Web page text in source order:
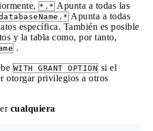
*.* Apunta a todas las
Apunta a todas
específica. También es posible
y la tabla como, por tanto,
.
WITH GRANT OPTION si el
otorgar privilegios a otros
cualquiera